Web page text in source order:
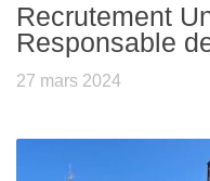
Recrutement
Responsable
27 mars 2024